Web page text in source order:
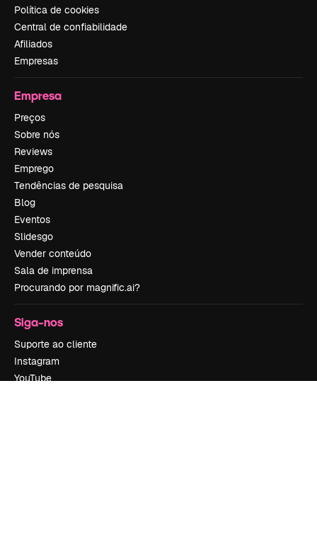
Política de cookies
Central de confiabilidade
Afiliados
Empresas
Empresa
Preços
Sobre nós
Reviews
Emprego
Tendências de pesquisa
Blog
Eventos
Slidesgo
Vender conteúdo
Sala de imprensa
Procurando por magnific.ai?
Siga-nos
Suporte ao cliente
Instagram
YouTube